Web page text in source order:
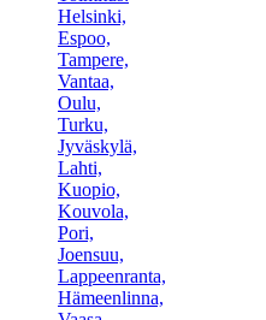
Helsinki,
Espoo,
Tampere,
Vantaa,
Oulu,
Turku,
Jyväskylä,
Lahti,
Kuopio,
Kouvola,
Pori,
Joensuu,
Lappeenranta,
Hämeenlinna,